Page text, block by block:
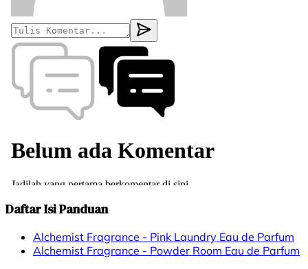
Daftar Isi Panduan
Alchemist Fragrance - Pink Laundry Eau de Parfum
Alchemist Fragrance - Powder Room Eau de Parfum